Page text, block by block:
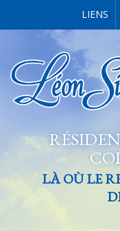
LIENS
LÀ OÙ LE